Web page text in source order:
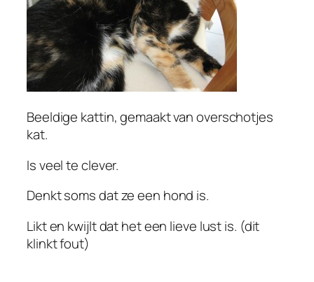
Beeldige kattin, gemaakt van overschotjes
kat.
Is veel te clever.
Denkt soms dat ze een hond is.
Likt en kwijlt dat het een lieve lust is. (dit
klinkt fout)